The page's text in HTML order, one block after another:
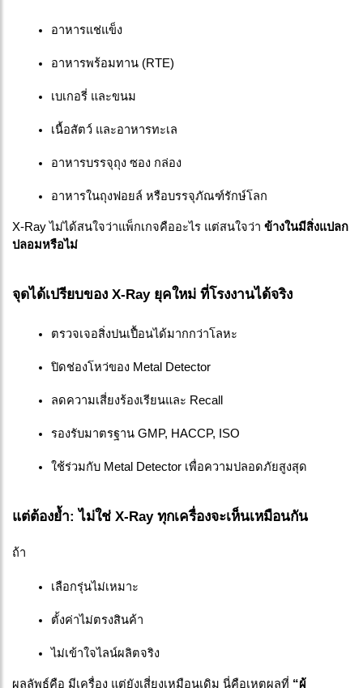
อาหารแช่แข็ง
อาหารพร้อมทาน (RTE)
เบเกอรี่ และขนม
เนื้อสัตว์ และอาหารทะเล
อาหารบรรจุถุง ซอง กล่อง
อาหารในถุงฟอยล์ หรือบรรจุภัณฑ์รักษ์โลก
X-Ray ไม่ได้สนใจว่าแพ็กเกจคืออะไร แต่สนใจว่า ข้างในมีสิ่งแปลก
ปลอมหรือไม่
จุดได้เปรียบของ X-Ray ยุคใหม่ ที่โรงงานได้จริง
ตรวจเจอสิ่งปนเปื้อนได้มากกว่าโลหะ
ปิดช่องโหว่ของ Metal Detector
ลดความเสี่ยงร้องเรียนและ Recall
รองรับมาตรฐาน GMP, HACCP, ISO
ใช้ร่วมกับ Metal Detector เพื่อความปลอดภัยสูงสุด
แต่ต้องย้ำ: ไม่ใช่ X-Ray ทุกเครื่องจะเห็นเหมือนกัน
ถ้า
เลือกรุ่นไม่เหมาะ
ตั้งค่าไม่ตรงสินค้า
ไม่เข้าใจไลน์ผลิตจริง
ผลลัพธ์คือ มีเครื่อง แต่ยังเสี่ยงเหมือนเดิม นี่คือเหตุผลที่ “ผู้